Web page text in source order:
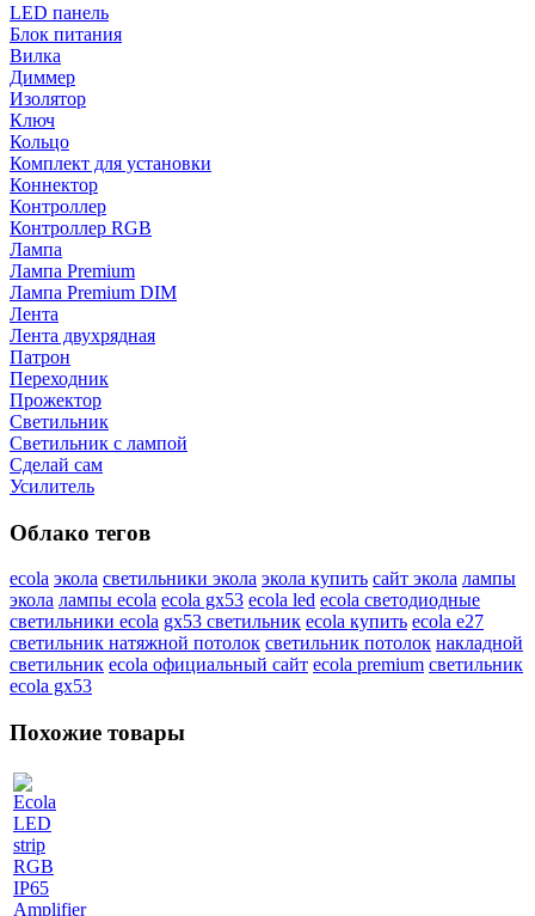
LED панель
Блок питания
Вилка
Диммер
Изолятор
Ключ
Кольцо
Комплект для установки
Коннектор
Контроллер
Контроллер RGB
Лампа
Лампа Premium
Лампа Premium DIM
Лента
Лента двухрядная
Патрон
Переходник
Прожектор
Светильник
Светильник c лампой
Сделай сам
Усилитель
Облако тегов
ecola экола светильники экола экола купить сайт экола лампы
экола лампы ecola ecola gx53 ecola led ecola светодиодные
светильники ecola gx53 светильник ecola купить ecola e27
светильник натяжной потолок светильник потолок накладной
светильник ecola официальный сайт ecola premium светильник
ecola gx53
Похожие товары